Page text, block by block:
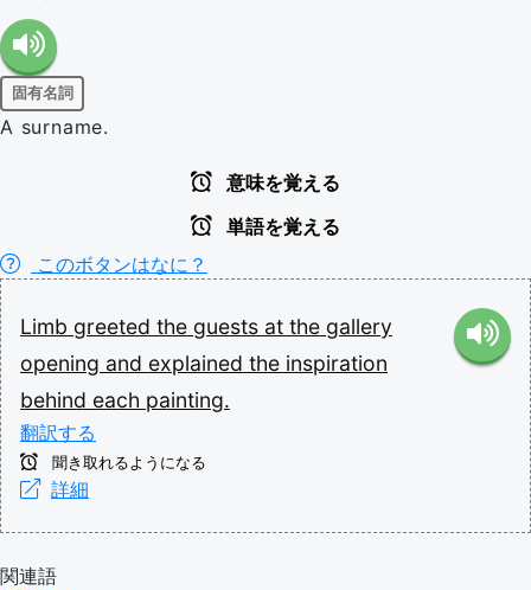
固有名詞
A surname.
意味を覚える
単語を覚える
このボタンはなに？
Limb greeted the guests at the gallery
opening and explained the inspiration
behind each painting.
翻訳する
聞き取れるようになる
詳細
関連語